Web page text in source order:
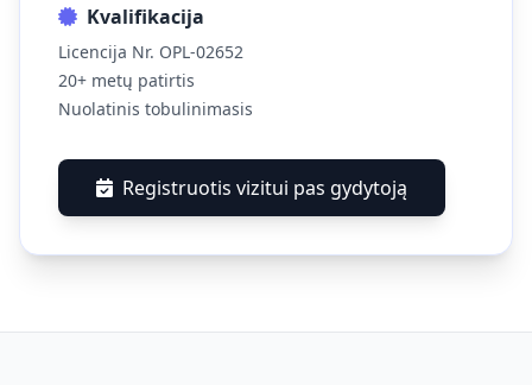
Kvalifikacija
Licencija Nr. OPL-02652
20+ metų patirtis
Nuolatinis tobulinimasis
Registruotis vizitui pas gydytoją